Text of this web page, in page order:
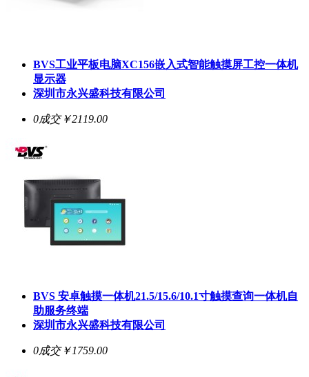
BVS工业平板电脑XC156嵌入式智能触摸屏工控一体机
显示器
深圳市永兴盛科技有限公司
0成交￥2119.00
BVS 安卓触摸一体机21.5/15.6/10.1寸触摸查询一体机自
助服务终端
深圳市永兴盛科技有限公司
0成交￥1759.00